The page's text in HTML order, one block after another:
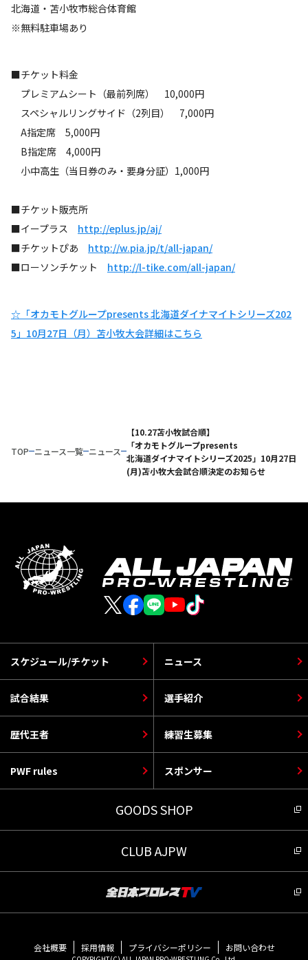
北海道・苫小牧市総合体育館
※無料駐車場あり
■チケット料金
プレミアムシート（最前列席） 10,000円
スペシャルリングサイド（2列目） 7,000円
A指定席 5,000円
B指定席 4,000円
小中高生（当日券のみ・要身分証）1,000円
■チケット販売所
■イープラス http://eplus.jp/aj/
■チケットぴあ http://w.pia.jp/t/all-japan/
■ローソンチケット http://l-tike.com/all-japan/
☆「オカモトグループpresents 北海道ダイナマイトシリーズ202
5」10月27日（月）苫小牧大会詳細はこちら
TOP ニュース一覧 ニュース
【10.27苫小牧試合順】
「オカモトグループpresents
北海道ダイナマイトシリーズ2025」10月27日
(月)苫小牧大会試合順決定のお知らせ
スケジュール/チケット
選手紹介
PWF rules
ニュース
歴代王者
スポンサー
試合結果
練習生募集
GOODS SHOP
CLUB AJPW
会社概要 採用情報 プライバシーポリシー お問い合わせ